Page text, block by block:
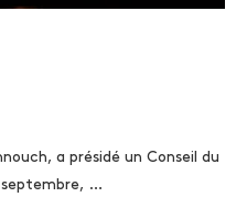
a présidé un Conseil du
septembre, …